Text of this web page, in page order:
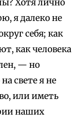
Хотя лично
я далеко не
себя; как
как человека
— но
свете я не
или иметь
наших